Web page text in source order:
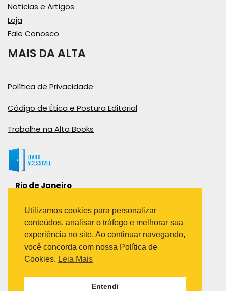
Notícias e Artigos
Loja
Fale Conosco
MAIS DA ALTA
Política de Privacidade
Código de Ética e Postura Editorial
Trabalhe na Alta Books
Rio de Janeiro
Bairro Industrial do Jacaré
Rio de Janeiro – RJ – CEP: 20970-031
Telefone:
(21) 3278-8069
(21) 3995-7512
Utilizamos cookies para personalizar
conteúdos, analisar o tráfego e melhorar sua
experiência no site. Ao continuar navegando,
você concorda com nossa Política de
Cookies. Leia Mais
Entendi